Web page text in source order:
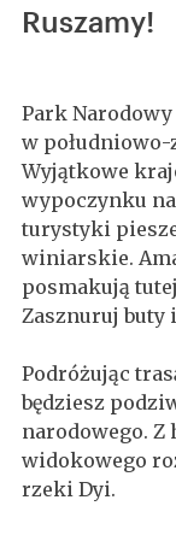
Ruszamy!
Park
w południowo-
Wyjątkowe
wypoczynku
turystyki
winiarskie.
posmakują
Zasznuruj buty
Podróżując
będziesz
narodowego.
widokowego
rzeki Dyi.